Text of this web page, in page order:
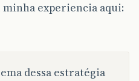
experiencia aqui:
dessa estratégia